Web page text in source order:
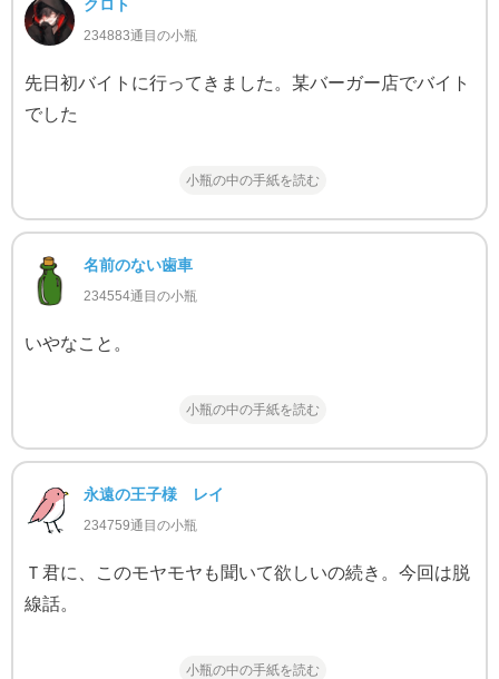
クロト
234883通目の小瓶
先日初バイトに行ってきました。某バーガー店でバイト
でした
小瓶の中の手紙を読む
名前のない歯車
234554通目の小瓶
いやなこと。
小瓶の中の手紙を読む
永遠の王子様 レイ
234759通目の小瓶
Ｔ君に、このモヤモヤも聞いて欲しいの続き。今回は脱
線話。
小瓶の中の手紙を読む